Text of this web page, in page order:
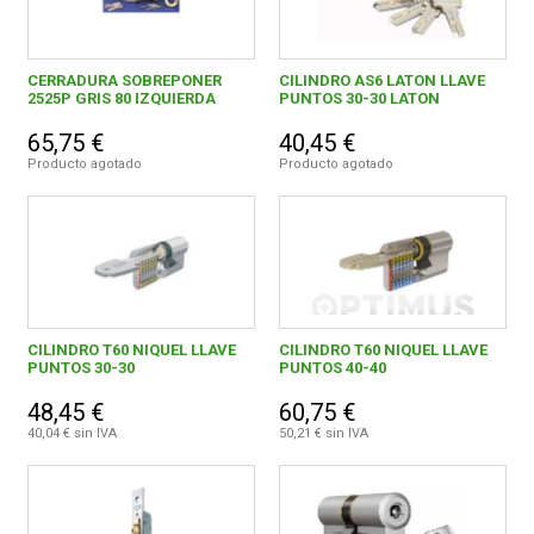
CERRADURA SOBREPONER
2525P GRIS 80 IZQUIERDA
65,75 €
Producto agotado
CILINDRO AS6 LATON LLAVE
PUNTOS 30-30 LATON
40,45 €
Producto agotado
CILINDRO T60 NIQUEL LLAVE
PUNTOS 30-30
48,45 €
40,04 € sin IVA
CILINDRO T60 NIQUEL LLAVE
PUNTOS 40-40
60,75 €
50,21 € sin IVA